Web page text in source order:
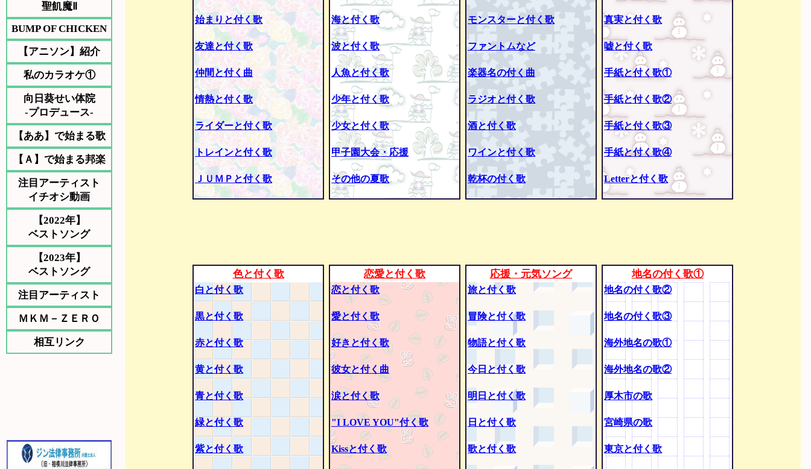
聖飢魔Ⅱ
BUMP OF CHICKEN
【アニソン】紹介
私のカラオケ①
向日葵せい体院
-プロデュース-
【ああ】で始まる歌
【Ａ】で始まる邦楽
注目アーティスト
イチオシ動画
【2022年】
ベストソング
【2023年】
ベストソング
注目アーティスト
ＭＫＭ－ＺＥＲＯ
相互リンク
始まりと付く歌
友達と付く歌
仲間と付く曲
情熱と付く歌
ライダーと付く歌
トレインと付く歌
ＪＵＭＰと付く歌
海と付く歌
波と付く歌
人魚と付く歌
少年と付く歌
少女と付く歌
甲子園大会・応援
その他の夏歌
モンスターと付く歌
ファントムなど
楽器名の付く曲
ラジオと付く歌
酒と付く歌
ワインと付く歌
乾杯の付く歌
真実と付く歌
嘘と付く歌
手紙と付く歌①
手紙と付く歌②
手紙と付く歌③
手紙と付く歌④
Letterと付く歌
色と付く歌
白と付く歌
黒と付く歌
赤と付く歌
黄と付く歌
青と付く歌
緑と付く歌
紫と付く歌
恋愛と付く歌
恋と付く歌
愛と付く歌
好きと付く歌
彼女と付く曲
涙と付く歌
"I LOVE YOU"付く歌
Kissと付く歌
応援・元気ソング
旅と付く歌
冒険と付く歌
物語と付く歌
今日と付く歌
明日と付く歌
日と付く歌
歌と付く歌
地名の付く歌①
地名の付く歌②
地名の付く歌③
海外地名の歌①
海外地名の歌②
厚木市の歌
宮崎県の歌
東京と付く歌